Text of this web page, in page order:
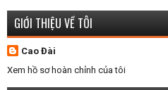
GIỚI THIỆU VỀ TÔI
Cao Đài
Xem hồ sơ hoàn chỉnh của tôi